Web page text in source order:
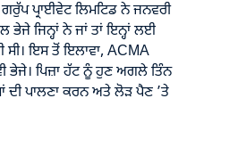
ਪ੍ਰਾਈਵੇਟ ਲਿਮਟਿਡ ਨੇ ਜਨਵਰੀ
ਜਿਨ੍ਹਾਂ ਨੇ ਜਾਂ ਤਾਂ ਇਨ੍ਹਾਂ ਲਈ
ਸੀ। ਇਸ ਤੋਂ ਇਲਾਵਾ, ACMA
ਭੇਜੇ। ਪਿਜ਼ਾ ਹੱਟ ਨੂੰ ਹੁਣ ਅਗਲੇ ਤਿੰਨ
ਦੀ ਪਾਲਣਾ ਕਰਨ ਅਤੇ ਲੋੜ ਪੈਣ ’ਤੇ